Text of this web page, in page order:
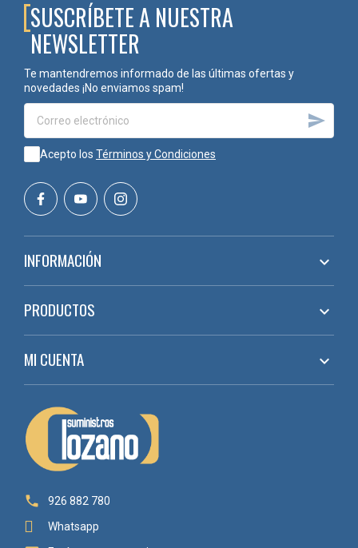
SUSCRÍBETE A NUESTRA
NEWSLETTER
Te mantendremos informado de las últimas ofertas y
novedades ¡No enviamos spam!

Acepto los Términos y Condiciones
INFORMACIÓN 
PRODUCTOS 
MI CUENTA 

926 882 780
Whatsapp